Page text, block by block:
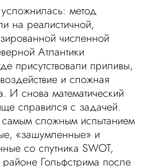
метод
на реалистичной,
численной
Атлантики
присутствовали приливы,
и сложная
И снова математический
справился с задачей.
сложным испытанием
«зашумленные» и
со спутника SWOT,
Гольфстрима после